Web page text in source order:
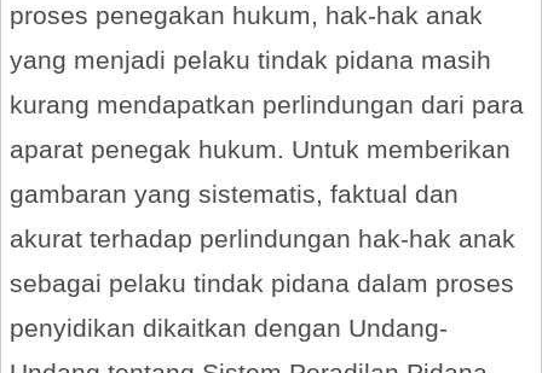
proses penegakan hukum, hak-hak anak
yang menjadi pelaku tindak pidana masih
kurang mendapatkan perlindungan dari para
aparat penegak hukum. Untuk memberikan
gambaran yang sistematis, faktual dan
akurat terhadap perlindungan hak-hak anak
sebagai pelaku tindak pidana dalam proses
penyidikan dikaitkan dengan Undang-